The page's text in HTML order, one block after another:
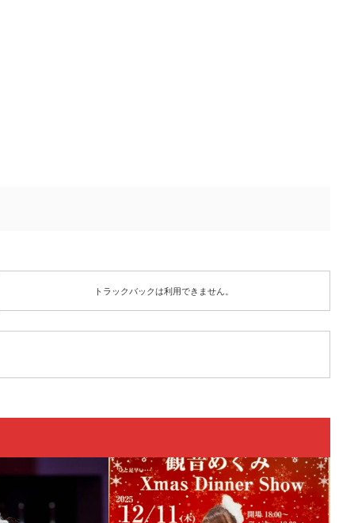
トラックバックは利用できません。